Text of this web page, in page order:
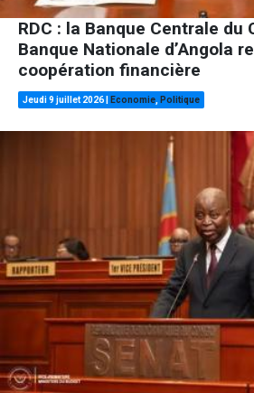
RDC : la Banque Centrale du
Banque Nationale d’Angola
coopération financière
Jeudi 9 juillet 2026 Economie, Politique